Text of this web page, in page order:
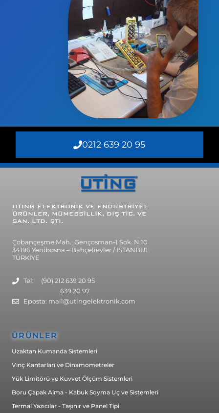
0212 639 20 95
UTING ELEKTRONİK VE ENDÜSTRİYEL
ÜRÜNLER, MÜMESSİLLİK, DIŞ TİC. VE
SAN. LTD. ŞTİ.
Çobançeşme Mah., Gençosman-1 Sok. N:10
34196 Yenibosna – Bahçelievler / ISTANBUL
TÜRKİYE
Tel: (90) 212 639 20 95
639 20 97
Eposta: mail@utingelektronik.com
ÜRÜNLER
Uzaktan Kumanda Sistemleri
Vinç Kantarları ve Dinamometreler
Yük Limitörü ve Kuvvet Ölçüm Sistemleri
Boru Çapak Alma - Kabuk Soyma Uç ve Sistemleri
Termal Yazıcılar - Taşınır ve Panel Tipi